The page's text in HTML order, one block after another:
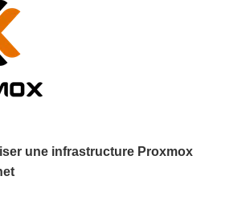
une infrastructure Proxmox